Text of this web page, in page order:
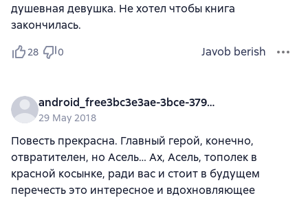
душевная девушка. Не хотел чтобы книга
закончилась.
28 0 Javob berish
android_free3bc3e3ae-3bce-3794-bb2b-0911ed3b2392
29 May 2018
Повесть прекрасна. Главный герой, конечно,
отвратителен, но Асель… Ах, Асель, тополек в
красной косынке, ради вас и стоит в будущем
перечесть это интересное и вдохновляющее